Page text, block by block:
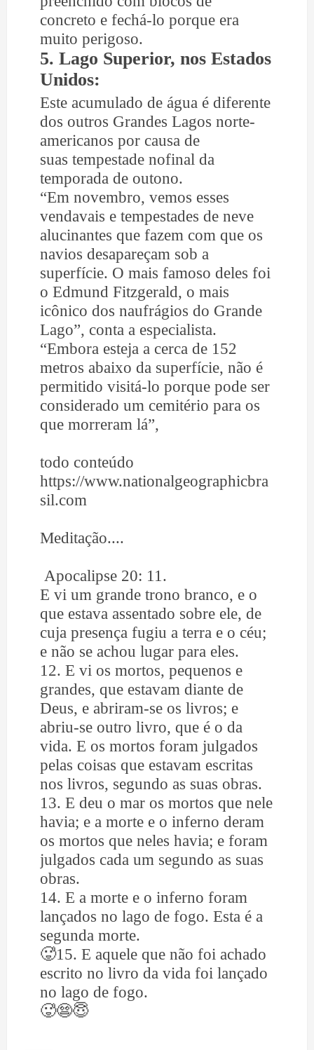
concreto e fechá-lo porque era
muito perigoso.
5. Lago Superior, nos Estados
Unidos:
Este acumulado de água é diferente
dos outros Grandes Lagos norte-
americanos por causa de
suas tempestade nofinal da
temporada de outono.
“Em novembro, vemos esses
vendavais e tempestades de neve
alucinantes que fazem com que os
navios desapareçam sob a
superfície. O mais famoso deles foi
o Edmund Fitzgerald, o mais
icônico dos naufrágios do Grande
Lago”, conta a especialista.
“Embora esteja a cerca de 152
metros abaixo da superfície, não é
permitido visitá-lo porque pode ser
considerado um cemitério para os
que morreram lá”,
todo conteúdo
https://www.nationalgeographicbra
sil.com
Meditação....
Apocalipse 20: 11.
E vi um grande trono branco, e o
que estava assentado sobre ele, de
cuja presença fugiu a terra e o céu;
e não se achou lugar para eles.
12. E vi os mortos, pequenos e
grandes, que estavam diante de
Deus, e abriram-se os livros; e
abriu-se outro livro, que é o da
vida. E os mortos foram julgados
pelas coisas que estavam escritas
nos livros, segundo as suas obras.
13. E deu o mar os mortos que nele
havia; e a morte e o inferno deram
os mortos que neles havia; e foram
julgados cada um segundo as suas
obras.
14. E a morte e o inferno foram
lançados no lago de fogo. Esta é a
segunda morte.
🥵15. E aquele que não foi achado
escrito no livro da vida foi lançado
no lago de fogo.
🥵😨😇